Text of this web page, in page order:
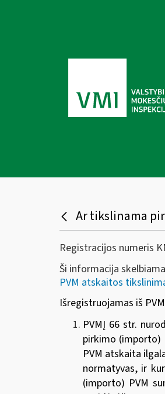
Ar tikslinama
Registracijos numeris
Ši informacija
PVM atskaitos
Išregistruojamas iš
PVMĮ 66 str.
pirkimo (importo)
PVM atskaita
normatyvas, ir
(importo) PVM